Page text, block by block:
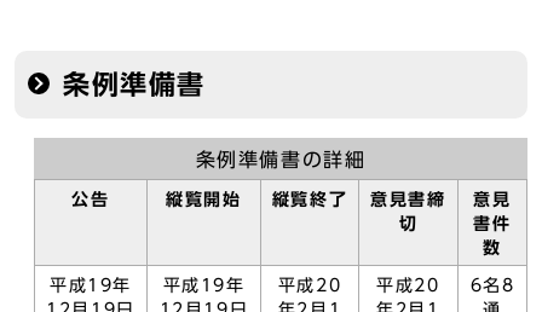
条例準備書
条例準備書の詳細
公告 縦覧開始 縦覧終了
意見書締
切
意見
書件
数
平成19年
平成19年
平成20
平成20
6名8